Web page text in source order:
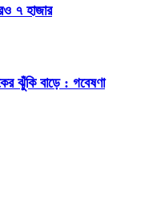
৭ হাজার
ঝুঁকি বাড়ে : গবেষণা